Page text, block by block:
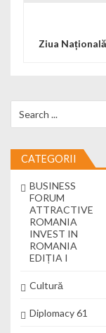
Ziua
CATEGORII
BUSINESS
FORUM
ATTRACTIVE
ROMANIA
INVEST IN
ROMANIA
EDIȚIA I
Cultură
Diplomacy 61